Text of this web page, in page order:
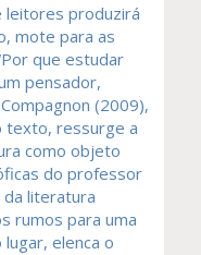
leitores produzirá
mote para as
que estudar
pensador,
(2009),
texto, ressurge a
como objeto
do professor
literatura
rumos para uma
elenca o